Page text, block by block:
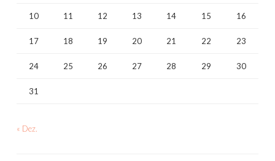
10 11 12 13 14 15 16
17 18 19 20 21 22 23
24 25 26 27 28 29 30
31
« Dez.